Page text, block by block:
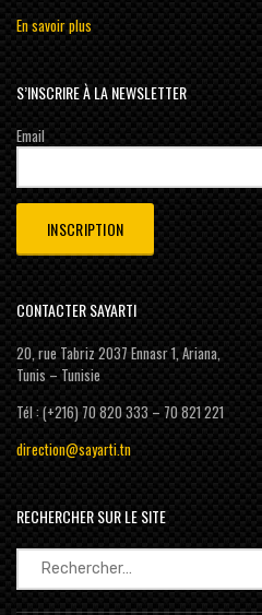
En savoir plus
S’INSCRIRE À LA NEWSLETTER
Email
CONTACTER SAYARTI
20, rue Tabriz 2037 Ennasr 1, Ariana,
Tunis – Tunisie
Tél : (+216) 70 820 333 – 70 821 221
direction@sayarti.tn
RECHERCHER SUR LE SITE
Rechercher :